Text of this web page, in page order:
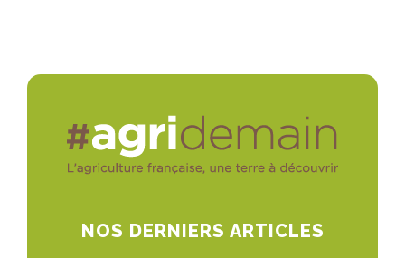
NOS DERNIERS ARTICLES